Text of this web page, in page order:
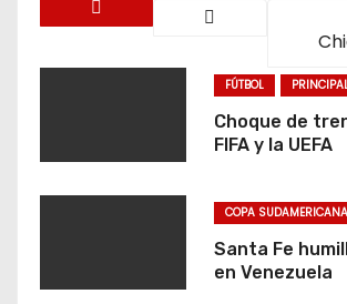
FÚTBOL
Choque de
FIFA y la UEFA
COPA SUDAMERICANA
Santa Fe
en Venezuela